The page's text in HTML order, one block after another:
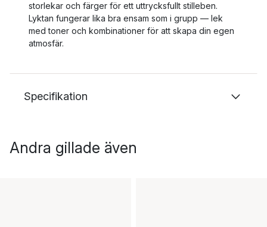
storlekar och färger för ett uttrycksfullt stilleben.
Lyktan fungerar lika bra ensam som i grupp — lek
med toner och kombinationer för att skapa din egen
atmosfär.
Specifikation
Andra gillade även